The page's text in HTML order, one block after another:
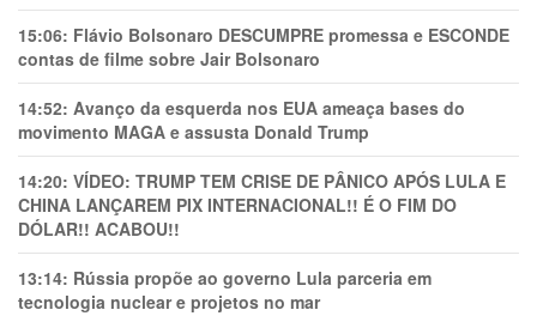
15:06: Flávio Bolsonaro DESCUMPRE promessa e ESCONDE
contas de filme sobre Jair Bolsonaro
14:52: Avanço da esquerda nos EUA ameaça bases do
movimento MAGA e assusta Donald Trump
14:20: VÍDEO: TRUMP TEM CRlSE DE PÂNlCO APÓS LULA E
CHINA LANÇAREM PIX INTERNACIONAL!! É O FIM DO
DÓLAR!! ACABOU!!
13:14: Rússia propõe ao governo Lula parceria em
tecnologia nuclear e projetos no mar